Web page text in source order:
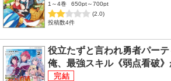
1～4巻
650pt～700pt
(2.0)
投稿数4件
役立たずと言われ勇者パー
俺、最強スキル《弱点看破